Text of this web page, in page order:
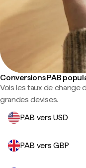
Conversions PAB
Vois les taux de change
grandes devises.
PAB vers USD
PAB vers GBP